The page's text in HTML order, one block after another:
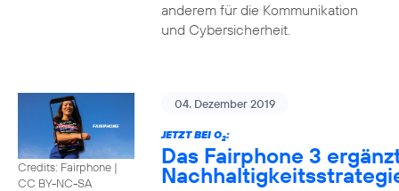
anderem für die Kommunikation
und Cybersicherheit.
Credits: Fairphone |
CC BY-NC-SA
04. Dezember 2019
JETZT BEI O2:
Das Fairphone 3